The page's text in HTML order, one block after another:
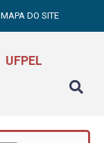
MAPA DO SITE
UFPEL